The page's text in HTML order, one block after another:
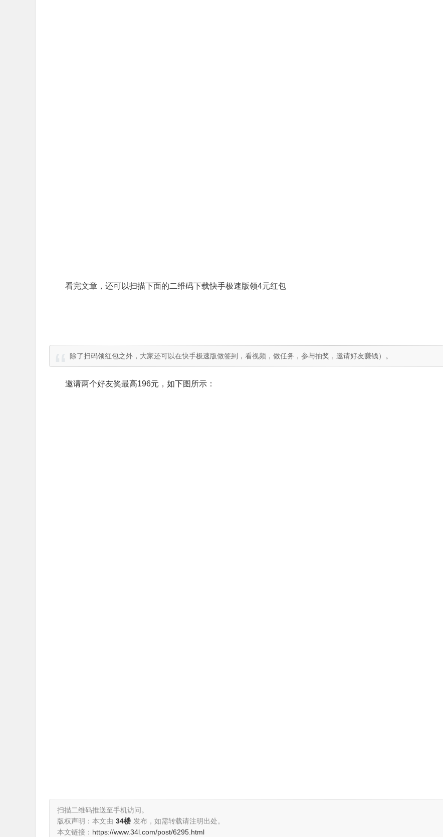
看完文章，还可以扫描下面的二维码下载快手极速版领4元红包
除了扫码领红包之外，大家还可以在快手极速版做签到，看视频，做任务，参与抽奖，邀请好友赚钱）。
邀请两个好友奖最高196元，如下图所示：
扫描二维码推送至手机访问。
版权声明：本文由 34楼 发布，如需转载请注明出处。
本文链接： https://www.34l.com/post/6295.html